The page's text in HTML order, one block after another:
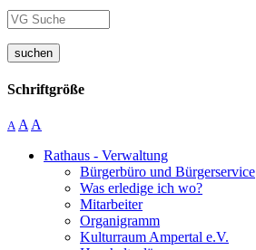
suchen
Schriftgröße
A A A
Rathaus - Verwaltung
Bürgerbüro und Bürgerservice
Was erledige ich wo?
Mitarbeiter
Organigramm
Kulturraum Ampertal e.V.